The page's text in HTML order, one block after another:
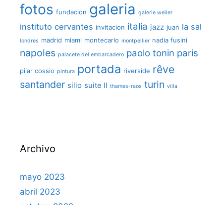
fotos fundacion galeria galerie weiler
instituto cervantes invitacion italia jazz juan la sal
londres madrid miami montecarlo montpellier nadia fusini
napoles palacete del embarcadero paolo tonin paris
pilar cossio pintura portada riverside rêve
santander silio suite II thames-raos turin villa
Archivo
mayo 2023
abril 2023